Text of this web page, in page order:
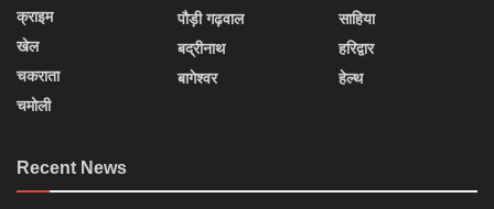
क्राइम
खेल
चकराता
चमोली
पौड़ी गढ़वाल
बद्रीनाथ
बागेश्वर
साहिया
हरिद्वार
हेल्थ
Recent News